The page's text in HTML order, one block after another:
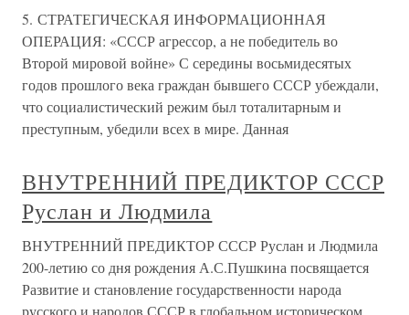
5. СТРАТЕГИЧЕСКАЯ ИНФОРМАЦИОННАЯ
ОПЕРАЦИЯ: «СССР агрессор, а не победитель во
Второй мировой войне» С середины восьмидесятых
годов прошлого века граждан бывшего СССР убеждали,
что социалистический режим был тоталитарным и
преступным, убедили всех в мире. Данная
ВНУТРЕННИЙ ПРЕДИКТОР СССР
Руслан и Людмила
ВНУТРЕННИЙ ПРЕДИКТОР СССР Руслан и Людмила
200-летию со дня рождения А.С.Пушкина посвящается
Развитие и становление государственности народа
русского и народов СССР в глобальном историческом